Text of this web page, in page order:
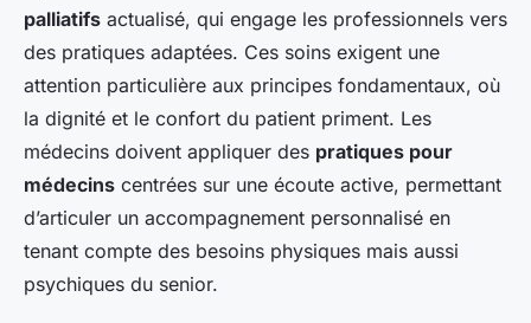
palliatifs actualisé, qui engage les professionnels vers
des pratiques adaptées. Ces soins exigent une
attention particulière aux principes fondamentaux, où
la dignité et le confort du patient priment. Les
médecins doivent appliquer des pratiques pour
médecins centrées sur une écoute active, permettant
d’articuler un accompagnement personnalisé en
tenant compte des besoins physiques mais aussi
psychiques du senior.